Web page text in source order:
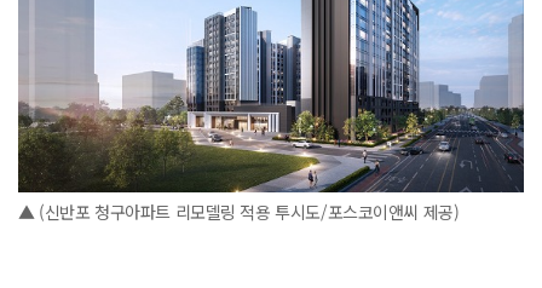
▲ (신반포 청구아파트 리모델링 적용 투시도/포스코이앤씨 제공)